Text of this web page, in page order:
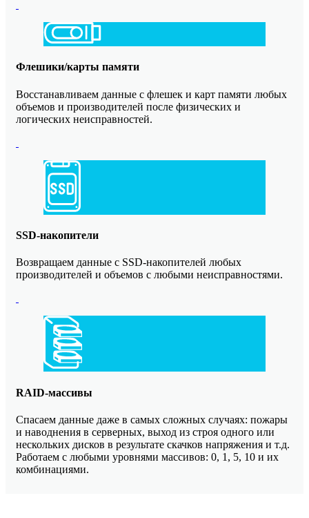
Флешики/карты памяти
Восстанавливаем данные с флешек и карт памяти любых
объемов и производителей после физических и
логических неисправностей.
SSD-накопители
Возвращаем данные с SSD-накопителей любых
производителей и объемов с любыми неисправностями.
RAID-массивы
Спасаем данные даже в самых сложных случаях: пожары
и наводнения в серверных, выход из строя одного или
нескольких дисков в результате скачков напряжения и т.д.
Работаем с любыми уровнями массивов: 0, 1, 5, 10 и их
комбинациями.